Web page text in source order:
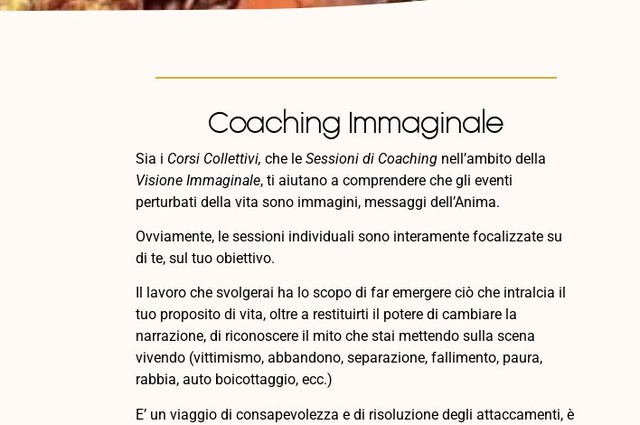
Coaching Immaginale
Sia i Corsi Collettivi, che le Sessioni di Coaching nell’ambito della
Visione Immaginale, ti aiutano a comprendere che gli eventi
perturbati della vita sono immagini, messaggi dell’Anima.
Ovviamente, le sessioni individuali sono interamente focalizzate su
di te, sul tuo obiettivo.
Il lavoro che svolgerai ha lo scopo di far emergere ciò che intralcia il
tuo proposito di vita, oltre a restituirti il potere di cambiare la
narrazione, di riconoscere il mito che stai mettendo sulla scena
vivendo (vittimismo, abbandono, separazione, fallimento, paura,
rabbia, auto boicottaggio, ecc.)
E’ un viaggio di consapevolezza e di risoluzione degli attaccamenti, è